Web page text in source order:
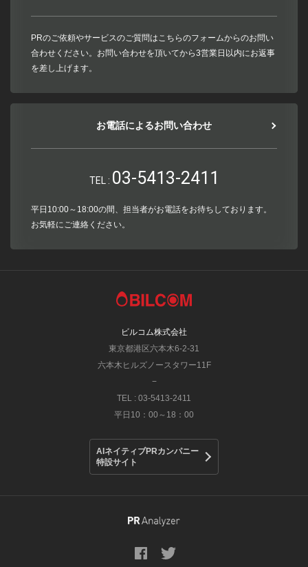
PRのご依頼やサービスのご質問はこちらのフォームからのお問い
合わせください。お問い合わせを頂いてから3営業日以内にお返事
を差し上げます。
お電話によるお問い合わせ
TEL : 03-5413-2411
平日10:00～18:00の間、担当者がお電話をお待ちしております。
お気軽にご連絡ください。
ビルコム株式会社
東京都港区六本木6-2-31
六本木ヒルズノースタワー11F
−
TEL : 03-5413-2411
平日10：00～18：00
AIネイティブPRカンパニー
特設サイト